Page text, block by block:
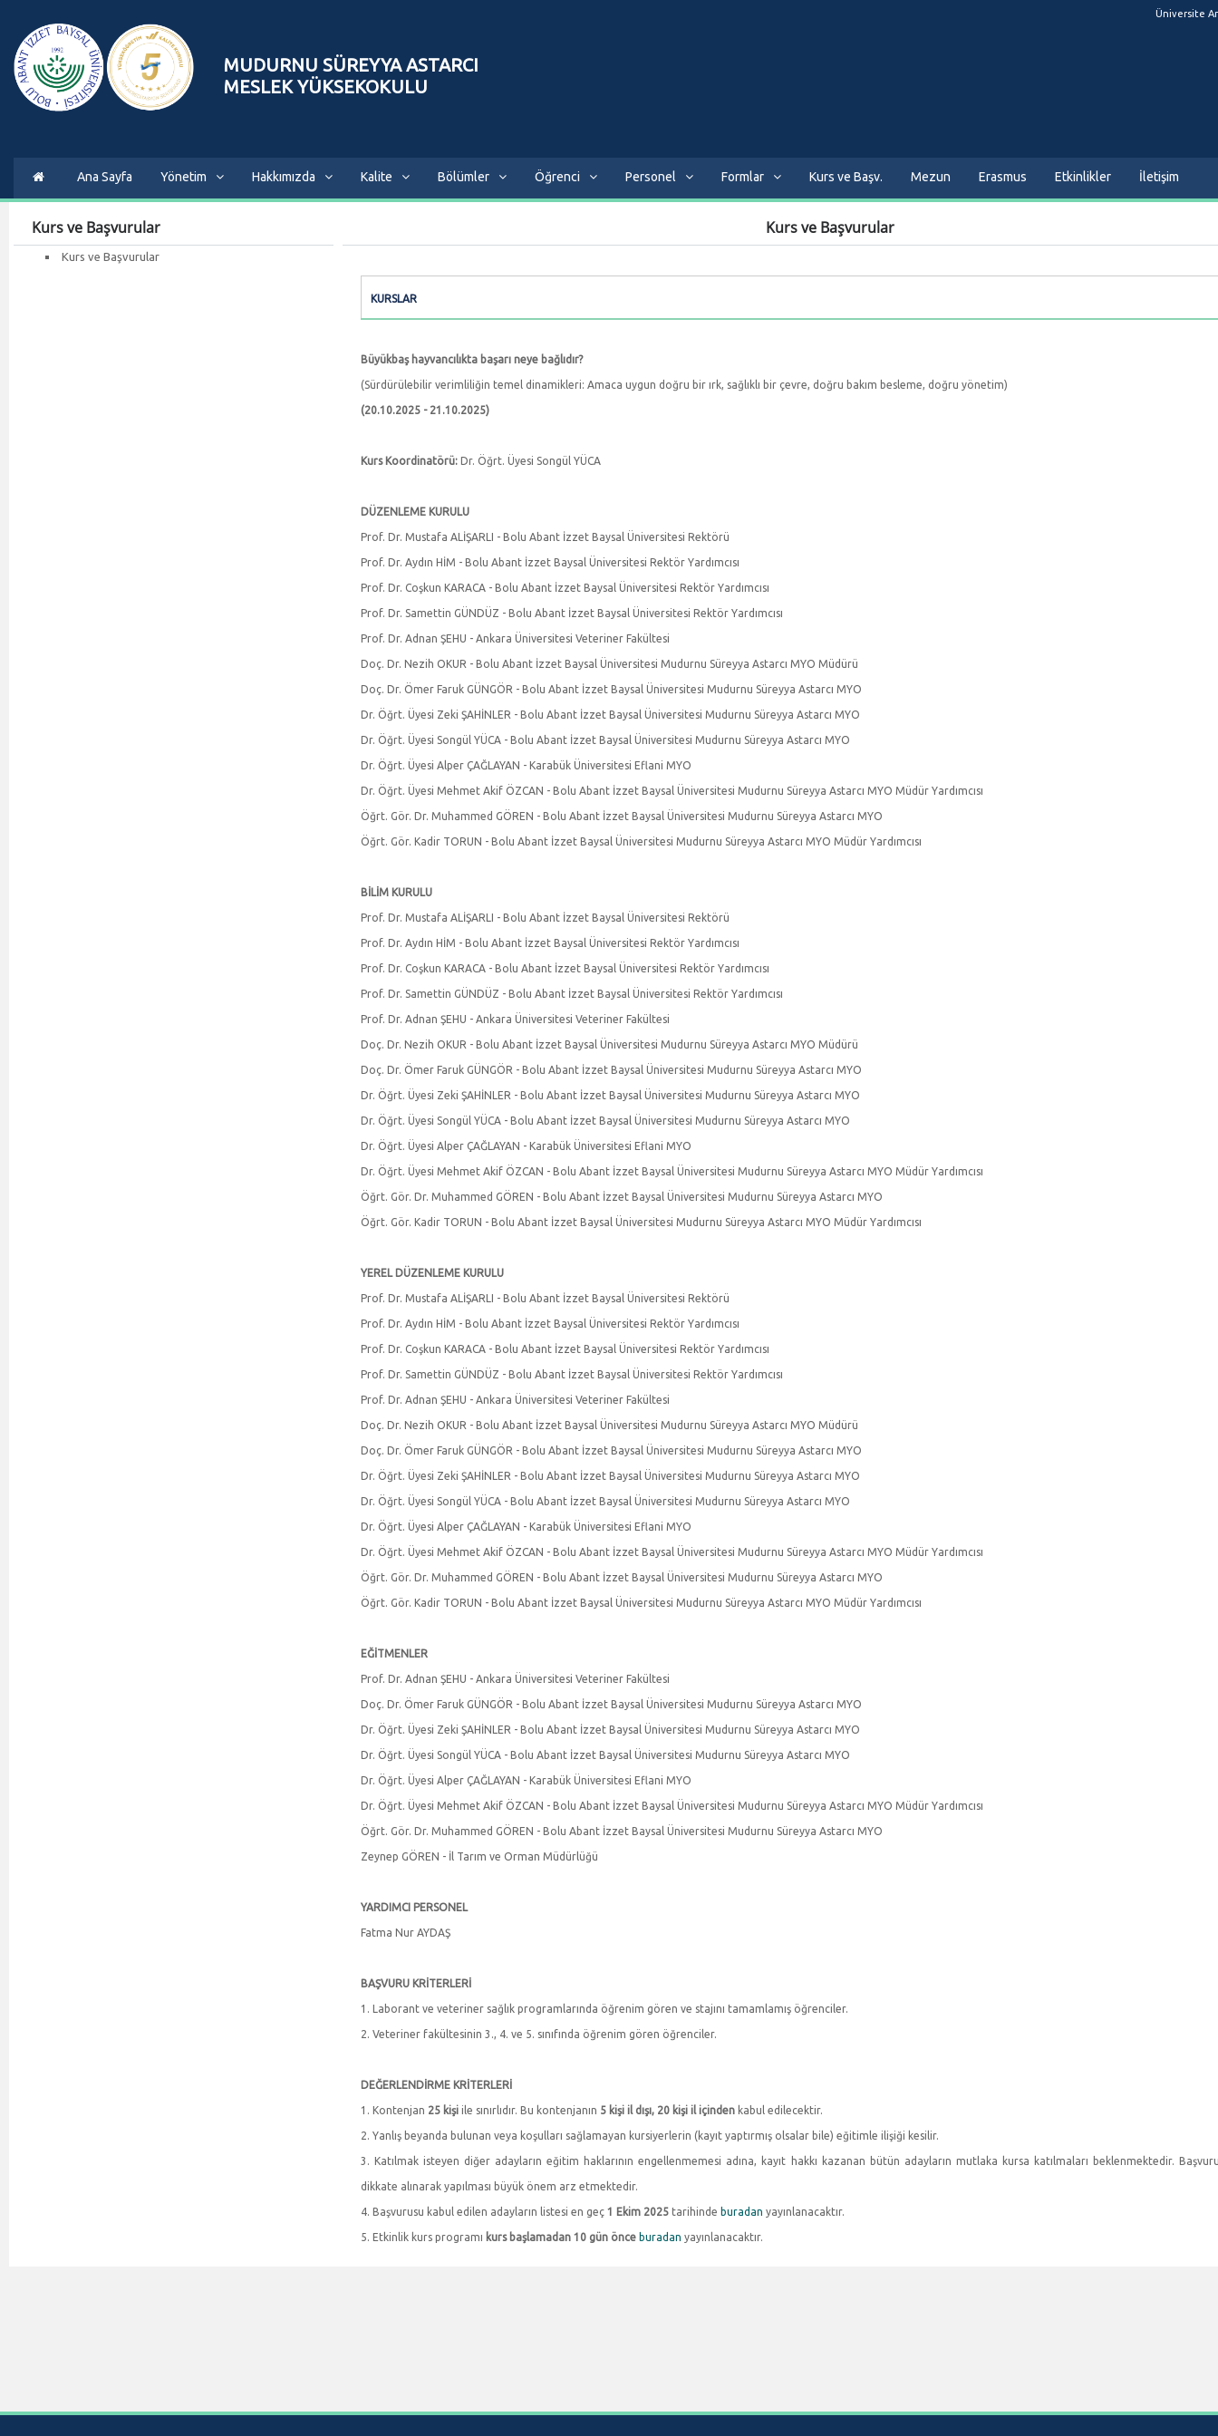
MUDURNU SÜREYYA ASTARCI
MESLEK YÜKSEKOKULU
Üniversite
Ana Sayfa Yönetim Hakkımızda Kalite Bölümler Öğrenci Personel Formlar Kurs ve Başv. Mezun Erasmus Etkinlikler İletişim
Kurs ve Başvurular
Kurs ve Başvurular
Kurs ve Başvurular
KURSLAR
Büyükbaş hayvancılıkta başarı neye bağlıdır?
(Sürdürülebilir verimliliğin temel dinamikleri: Amaca uygun doğru bir ırk, sağlıklı bir çevre, doğru bakım besleme, doğru yönetim)
(20.10.2025 - 21.10.2025)
Kurs Koordinatörü:Dr. Öğrt. Üyesi Songül YÜCA
DÜZENLEME KURULU
Prof. Dr. Mustafa ALİŞARLI - Bolu Abant İzzet Baysal Üniversitesi Rektörü
Prof. Dr. Aydın HİM - Bolu Abant İzzet Baysal Üniversitesi Rektör Yardımcısı
Prof. Dr. Coşkun KARACA - Bolu Abant İzzet Baysal Üniversitesi Rektör Yardımcısı
Prof. Dr. Samettin GÜNDÜZ - Bolu Abant İzzet Baysal Üniversitesi Rektör Yardımcısı
Prof. Dr. Adnan ŞEHU - Ankara Üniversitesi Veteriner Fakültesi
Doç. Dr. Nezih OKUR - Bolu Abant İzzet Baysal Üniversitesi Mudurnu Süreyya Astarcı MYO Müdürü
Doç. Dr. Ömer Faruk GÜNGÖR - Bolu Abant İzzet Baysal Üniversitesi Mudurnu Süreyya Astarcı MYO
Dr. Öğrt. Üyesi Zeki ŞAHİNLER - Bolu Abant İzzet Baysal Üniversitesi Mudurnu Süreyya Astarcı MYO
Dr. Öğrt. Üyesi Songül YÜCA - Bolu Abant İzzet Baysal Üniversitesi Mudurnu Süreyya Astarcı MYO
Dr. Öğrt. Üyesi Alper ÇAĞLAYAN - Karabük Üniversitesi Eflani MYO
Dr. Öğrt. Üyesi Mehmet Akif ÖZCAN - Bolu Abant İzzet Baysal Üniversitesi Mudurnu Süreyya Astarcı MYO Müdür Yardımcısı
Öğrt. Gör. Dr. Muhammed GÖREN - Bolu Abant İzzet Baysal Üniversitesi Mudurnu Süreyya Astarcı MYO
Öğrt. Gör. Kadir TORUN - Bolu Abant İzzet Baysal Üniversitesi Mudurnu Süreyya Astarcı MYO Müdür Yardımcısı
BİLİM KURULU
Prof. Dr. Mustafa ALİŞARLI - Bolu Abant İzzet Baysal Üniversitesi Rektörü
Prof. Dr. Aydın HİM - Bolu Abant İzzet Baysal Üniversitesi Rektör Yardımcısı
Prof. Dr. Coşkun KARACA - Bolu Abant İzzet Baysal Üniversitesi Rektör Yardımcısı
Prof. Dr. Samettin GÜNDÜZ - Bolu Abant İzzet Baysal Üniversitesi Rektör Yardımcısı
Prof. Dr. Adnan ŞEHU - Ankara Üniversitesi Veteriner Fakültesi
Doç. Dr. Nezih OKUR - Bolu Abant İzzet Baysal Üniversitesi Mudurnu Süreyya Astarcı MYO Müdürü
Doç. Dr. Ömer Faruk GÜNGÖR - Bolu Abant İzzet Baysal Üniversitesi Mudurnu Süreyya Astarcı MYO
Dr. Öğrt. Üyesi Zeki ŞAHİNLER - Bolu Abant İzzet Baysal Üniversitesi Mudurnu Süreyya Astarcı MYO
Dr. Öğrt. Üyesi Songül YÜCA - Bolu Abant İzzet Baysal Üniversitesi Mudurnu Süreyya Astarcı MYO
Dr. Öğrt. Üyesi Alper ÇAĞLAYAN - Karabük Üniversitesi Eflani MYO
Dr. Öğrt. Üyesi Mehmet Akif ÖZCAN - Bolu Abant İzzet Baysal Üniversitesi Mudurnu Süreyya Astarcı MYO Müdür Yardımcısı
Öğrt. Gör. Dr. Muhammed GÖREN - Bolu Abant İzzet Baysal Üniversitesi Mudurnu Süreyya Astarcı MYO
Öğrt. Gör. Kadir TORUN - Bolu Abant İzzet Baysal Üniversitesi Mudurnu Süreyya Astarcı MYO Müdür Yardımcısı
YEREL DÜZENLEME KURULU
Prof. Dr. Mustafa ALİŞARLI - Bolu Abant İzzet Baysal Üniversitesi Rektörü
Prof. Dr. Aydın HİM - Bolu Abant İzzet Baysal Üniversitesi Rektör Yardımcısı
Prof. Dr. Coşkun KARACA - Bolu Abant İzzet Baysal Üniversitesi Rektör Yardımcısı
Prof. Dr. Samettin GÜNDÜZ - Bolu Abant İzzet Baysal Üniversitesi Rektör Yardımcısı
Prof. Dr. Adnan ŞEHU - Ankara Üniversitesi Veteriner Fakültesi
Doç. Dr. Nezih OKUR - Bolu Abant İzzet Baysal Üniversitesi Mudurnu Süreyya Astarcı MYO Müdürü
Doç. Dr. Ömer Faruk GÜNGÖR - Bolu Abant İzzet Baysal Üniversitesi Mudurnu Süreyya Astarcı MYO
Dr. Öğrt. Üyesi Zeki ŞAHİNLER - Bolu Abant İzzet Baysal Üniversitesi Mudurnu Süreyya Astarcı MYO
Dr. Öğrt. Üyesi Songül YÜCA - Bolu Abant İzzet Baysal Üniversitesi Mudurnu Süreyya Astarcı MYO
Dr. Öğrt. Üyesi Alper ÇAĞLAYAN - Karabük Üniversitesi Eflani MYO
Dr. Öğrt. Üyesi Mehmet Akif ÖZCAN - Bolu Abant İzzet Baysal Üniversitesi Mudurnu Süreyya Astarcı MYO Müdür Yardımcısı
Öğrt. Gör. Dr. Muhammed GÖREN - Bolu Abant İzzet Baysal Üniversitesi Mudurnu Süreyya Astarcı MYO
Öğrt. Gör. Kadir TORUN - Bolu Abant İzzet Baysal Üniversitesi Mudurnu Süreyya Astarcı MYO Müdür Yardımcısı
EĞİTMENLER
Prof. Dr. Adnan ŞEHU - Ankara Üniversitesi Veteriner Fakültesi
Doç. Dr. Ömer Faruk GÜNGÖR - Bolu Abant İzzet Baysal Üniversitesi Mudurnu Süreyya Astarcı MYO
Dr. Öğrt. Üyesi Zeki ŞAHİNLER - Bolu Abant İzzet Baysal Üniversitesi Mudurnu Süreyya Astarcı MYO
Dr. Öğrt. Üyesi Songül YÜCA - Bolu Abant İzzet Baysal Üniversitesi Mudurnu Süreyya Astarcı MYO
Dr. Öğrt. Üyesi Alper ÇAĞLAYAN - Karabük Üniversitesi Eflani MYO
Dr. Öğrt. Üyesi Mehmet Akif ÖZCAN - Bolu Abant İzzet Baysal Üniversitesi Mudurnu Süreyya Astarcı MYO Müdür Yardımcısı
Öğrt. Gör. Dr. Muhammed GÖREN - Bolu Abant İzzet Baysal Üniversitesi Mudurnu Süreyya Astarcı MYO
Zeynep GÖREN - İl Tarım ve Orman Müdürlüğü
YARDIMCI PERSONEL
Fatma Nur AYDAŞ
BAŞVURU KRİTERLERİ
1. Laborant ve veteriner sağlık programlarında öğrenim gören ve stajını tamamlamış öğrenciler.
2. Veteriner fakültesinin 3., 4. ve 5. sınıfında öğrenim gören öğrenciler.
DEĞERLENDİRME KRİTERLERİ
1. Kontenjan 25 kişiile sınırlıdır. Bu kontenjanın 5 kişi il dışı, 20 kişi il içindenkabul edilecektir.
2. Yanlış beyanda bulunan veya koşulları sağlamayan kursiyerlerin (kayıt yaptırmış olsalar bile) eğitimle ilişiği kesilir.
3. Katılmak isteyen diğer adayların eğitim haklarının engellenmemesi adına, kayıt hakkı kazanan bütün adayların mutlaka kursa katılmaları beklenmektedir.
dikkate alınarak yapılması büyük önem arz etmektedir.
4. Başvurusu kabul edilen adayların listesi en geç 1 Ekim 2025tarihinde buradan yayınlanacaktır.
5. Etkinlik kurs programı kurs başlamadan 10 gün önce buradan yayınlanacaktır.